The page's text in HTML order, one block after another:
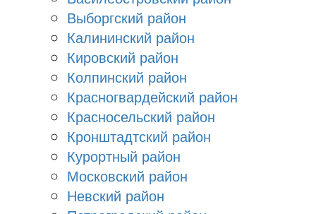
Выборгский район
Калининский район
Кировский район
Колпинский район
Красногвардейский район
Красносельский район
Кронштадтский район
Курортный район
Московский район
Невский район